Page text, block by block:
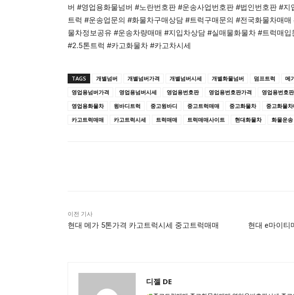
버 #영업용화물넘버 #노란번호판 #운송사업번호판 #법인번호판 #
트럭 #운송업문의 #화물차구매상담 #트럭구매문의 #전국화물차매
물차정보공유 #운송차량매매 #지입차상담 #실매물화물차 #트럭매
#2.5톤트럭 #카고화물차 #카고차시세
TAGS 개별넘버 개별넘버가격 개별넘버시세 개별화물넘버 덤프트럭 메
영업용넘버가격
영업용넘버시세 영업용번호판 영업용번호판가격 영업용번호
영업용화물차
윙바디트럭 중고윙바디 중고트럭매매 중고화물차 중고화물차
카고트럭매매
카고트럭시세 트럭매매 트럭매매사이트 현대화물차 화물운송
이전 기사
현대 메가 5톤가격 카고트럭시세 중고트럭매매
현대 e마이티
디젤 DE